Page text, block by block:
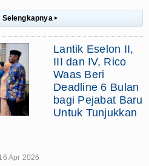
Selengkapnya ▸
Lantik Eselon II,
III dan IV, Rico
Waas Beri
Deadline 6 Bulan
bagi Pejabat Baru
Untuk Tunjukkan
Apr 2026